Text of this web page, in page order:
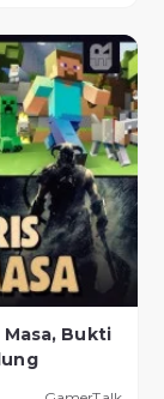
Bukti